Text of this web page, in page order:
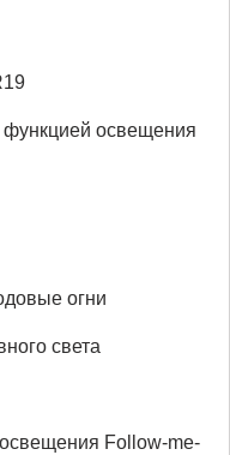
освещения
огни
света
Follow-me-